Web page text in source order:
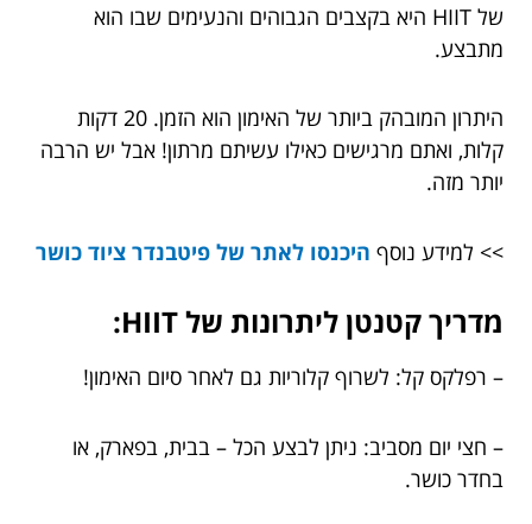
של HIIT היא בקצבים הגבוהים והנעימים שבו הוא
מתבצע.
היתרון המובהק ביותר של האימון הוא הזמן. 20 דקות
קלות, ואתם מרגישים כאילו עשיתם מרתון! אבל יש הרבה
יותר מזה.
>> למידע נוסף היכנסו לאתר של פיטבנדר ציוד כושר
מדריך קטנטן ליתרונות של HIIT:
– רפלקס קל: לשרוף קלוריות גם לאחר סיום האימון!
– חצי יום מסביב: ניתן לבצע הכל – בבית, בפארק, או
בחדר כושר.